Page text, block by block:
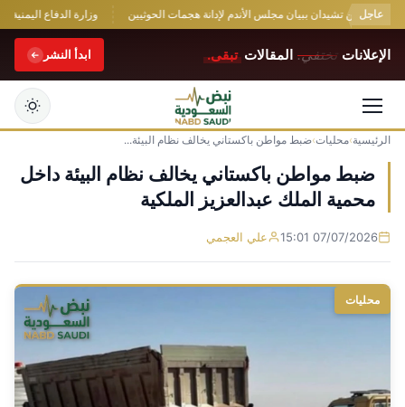
عاجل
واليمن تشيدان ببيان مجلس الأندم لإدانة هجمات الحوثيين وزارة الدفاع اليمنية:
الإعلانات تختفي. المقالات تبقى. ابدأ النشر
التجاوز
إلى
المحتوى
الرئيسية›محليات›ضبط مواطن باكستاني يخالف نظام البيئة...
ضبط مواطن باكستاني يخالف نظام البيئة داخل
محمية الملك عبدالعزيز الملكية
07/07/2026 15:01 علي العجمي
محليات